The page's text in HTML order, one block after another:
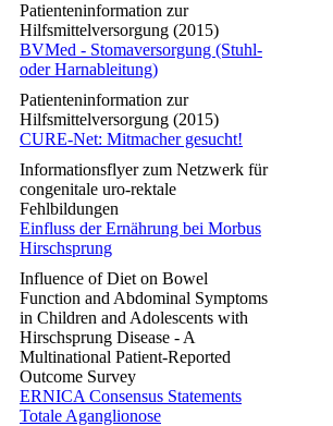
Patienteninformation zur
Hilfsmittelversorgung (2015)
BVMed - Stomaversorgung (Stuhl-
oder Harnableitung)
Patienteninformation zur
Hilfsmittelversorgung (2015)
CURE-Net: Mitmacher gesucht!
Informationsflyer zum Netzwerk für
congenitale uro-rektale
Fehlbildungen
Einfluss der Ernährung bei Morbus
Hirschsprung
Influence of Diet on Bowel
Function and Abdominal Symptoms
in Children and Adolescents with
Hirschsprung Disease - A
Multinational Patient-Reported
Outcome Survey
ERNICA Consensus Statements
Totale Aganglionose